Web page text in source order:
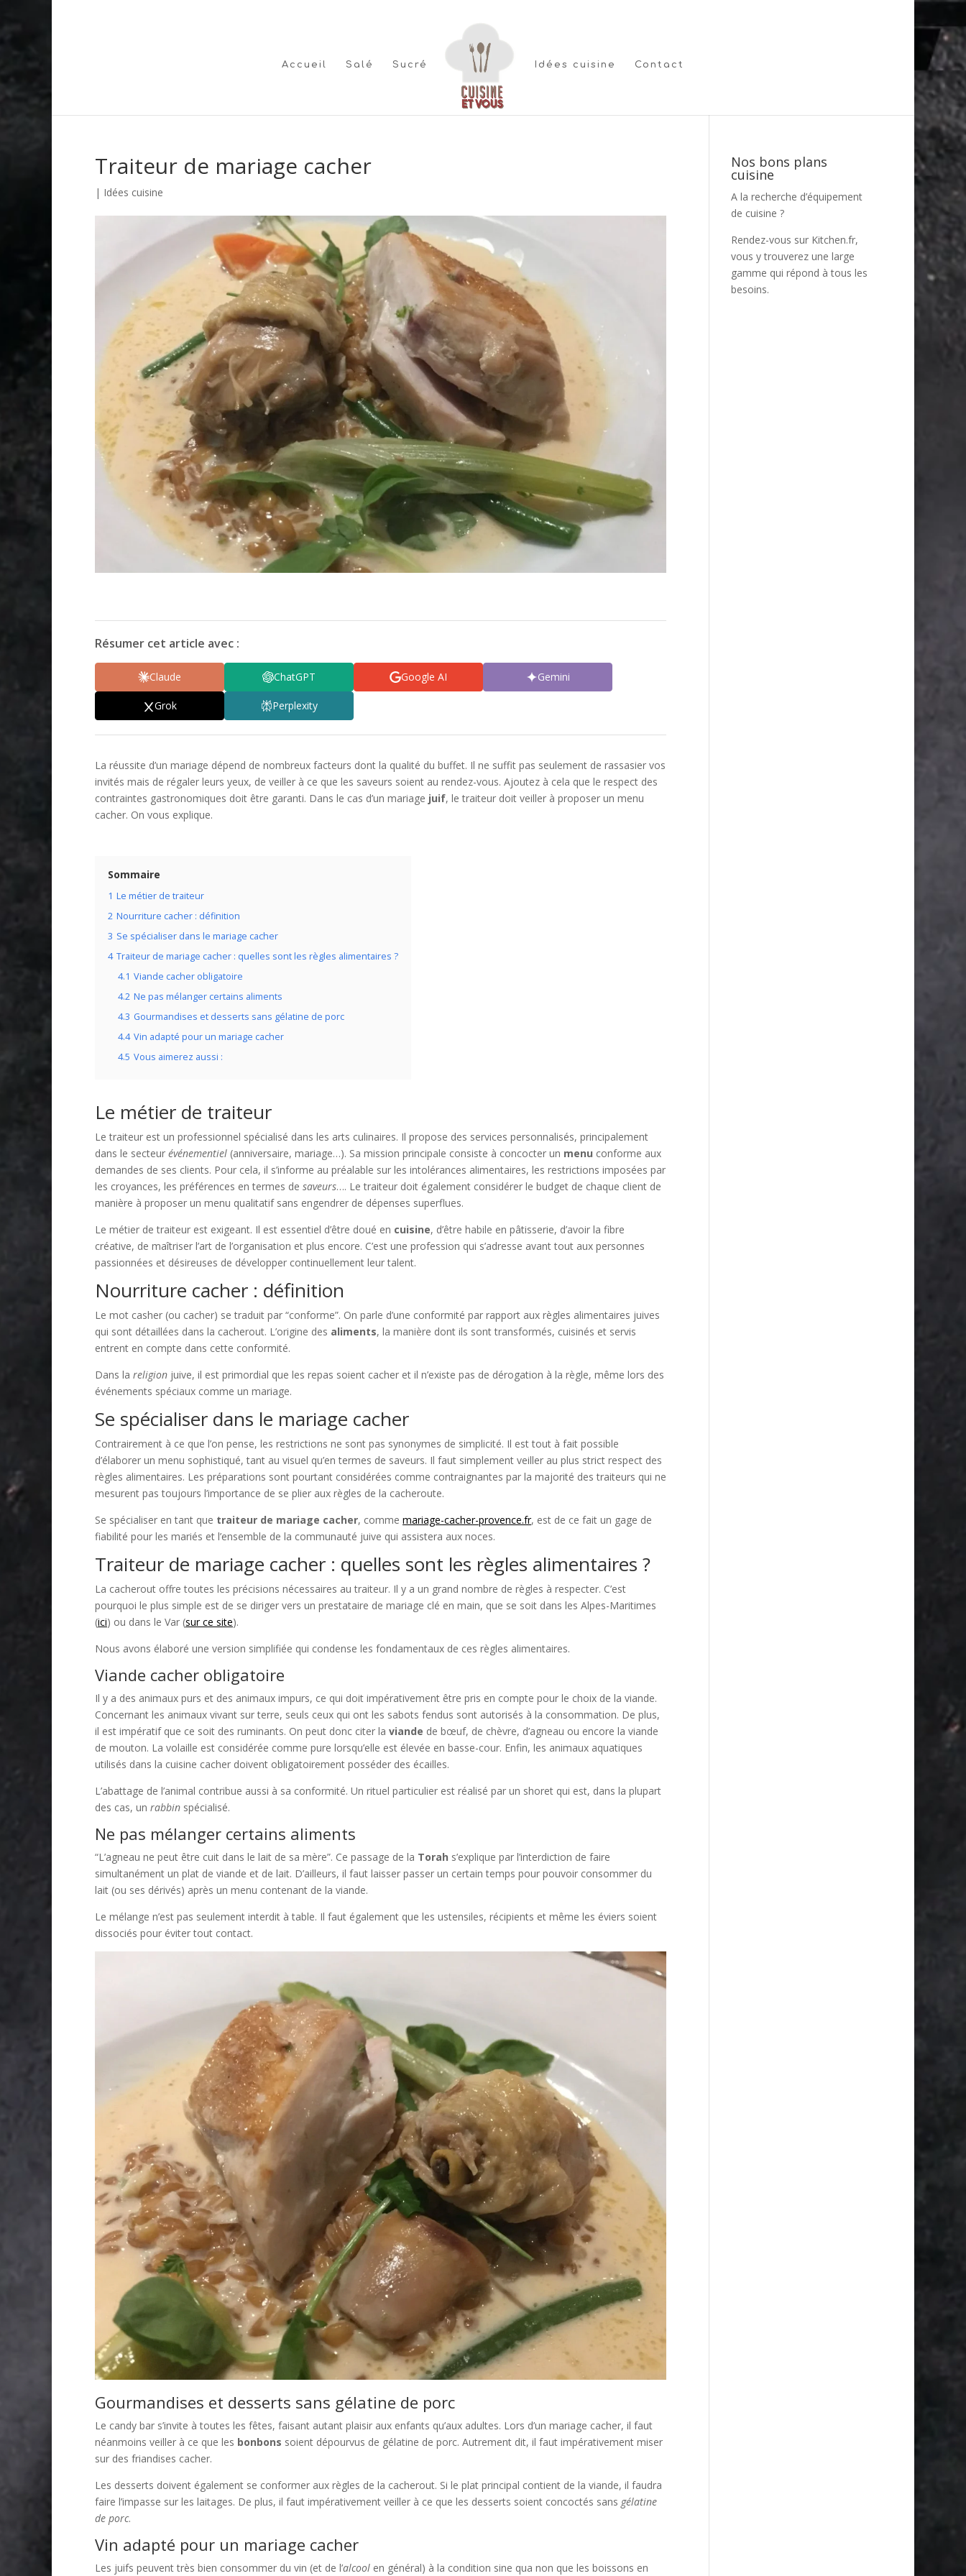
Accueil Salé Sucré Idées cuisine Contact
Traiteur de mariage cacher
| Idées cuisine
Résumer cet article avec :
Claude ChatGPT Google AI Gemini
Grok Perplexity
La réussite d’un mariage dépend de nombreux facteurs dont la qualité du buffet. Il ne suffit pas seulement de rassasier vos
invités mais de régaler leurs yeux, de veiller à ce que les saveurs soient au rendez-vous. Ajoutez à cela que le respect des
contraintes gastronomiques doit être garanti. Dans le cas d’un mariage juif, le traiteur doit veiller à proposer un menu
cacher. On vous explique.
Sommaire
1 Le métier de traiteur
2 Nourriture cacher : définition
3 Se spécialiser dans le mariage cacher
4 Traiteur de mariage cacher : quelles sont les règles alimentaires ?
4.1 Viande cacher obligatoire
4.2 Ne pas mélanger certains aliments
4.3 Gourmandises et desserts sans gélatine de porc
4.4 Vin adapté pour un mariage cacher
4.5 Vous aimerez aussi :
Le métier de traiteur
Le traiteur est un professionnel spécialisé dans les arts culinaires. Il propose des services personnalisés, principalement
dans le secteur événementiel (anniversaire, mariage…). Sa mission principale consiste à concocter un menu conforme aux
demandes de ses clients. Pour cela, il s’informe au préalable sur les intolérances alimentaires, les restrictions imposées par
les croyances, les préférences en termes de saveurs…. Le traiteur doit également considérer le budget de chaque client de
manière à proposer un menu qualitatif sans engendrer de dépenses superflues.
Le métier de traiteur est exigeant. Il est essentiel d’être doué en cuisine, d’être habile en pâtisserie, d’avoir la fibre
créative, de maîtriser l’art de l’organisation et plus encore. C’est une profession qui s’adresse avant tout aux personnes
passionnées et désireuses de développer continuellement leur talent.
Nourriture cacher : définition
Le mot casher (ou cacher) se traduit par “conforme”. On parle d’une conformité par rapport aux règles alimentaires juives
qui sont détaillées dans la cacherout. L’origine des aliments, la manière dont ils sont transformés, cuisinés et servis
entrent en compte dans cette conformité.
Dans la religion juive, il est primordial que les repas soient cacher et il n’existe pas de dérogation à la règle, même lors des
événements spéciaux comme un mariage.
Se spécialiser dans le mariage cacher
Contrairement à ce que l’on pense, les restrictions ne sont pas synonymes de simplicité. Il est tout à fait possible
d’élaborer un menu sophistiqué, tant au visuel qu’en termes de saveurs. Il faut simplement veiller au plus strict respect des
règles alimentaires. Les préparations sont pourtant considérées comme contraignantes par la majorité des traiteurs qui ne
mesurent pas toujours l’importance de se plier aux règles de la cacheroute.
Se spécialiser en tant que traiteur de mariage cacher, comme mariage-cacher-provence.fr, est de ce fait un gage de
fiabilité pour les mariés et l’ensemble de la communauté juive qui assistera aux noces.
Traiteur de mariage cacher : quelles sont les règles alimentaires ?
La cacherout offre toutes les précisions nécessaires au traiteur. Il y a un grand nombre de règles à respecter. C’est
pourquoi le plus simple est de se diriger vers un prestataire de mariage clé en main, que se soit dans les Alpes-Maritimes
(ici) ou dans le Var (sur ce site).
Nous avons élaboré une version simplifiée qui condense les fondamentaux de ces règles alimentaires.
Viande cacher obligatoire
Il y a des animaux purs et des animaux impurs, ce qui doit impérativement être pris en compte pour le choix de la viande.
Concernant les animaux vivant sur terre, seuls ceux qui ont les sabots fendus sont autorisés à la consommation. De plus,
il est impératif que ce soit des ruminants. On peut donc citer la viande de bœuf, de chèvre, d’agneau ou encore la viande
de mouton. La volaille est considérée comme pure lorsqu’elle est élevée en basse-cour. Enfin, les animaux aquatiques
utilisés dans la cuisine cacher doivent obligatoirement posséder des écailles.
L’abattage de l’animal contribue aussi à sa conformité. Un rituel particulier est réalisé par un shoret qui est, dans la plupart
des cas, un rabbin spécialisé.
Ne pas mélanger certains aliments
“L’agneau ne peut être cuit dans le lait de sa mère”. Ce passage de la Torah s’explique par l’interdiction de faire
simultanément un plat de viande et de lait. D’ailleurs, il faut laisser passer un certain temps pour pouvoir consommer du
lait (ou ses dérivés) après un menu contenant de la viande.
Le mélange n’est pas seulement interdit à table. Il faut également que les ustensiles, récipients et même les éviers soient
dissociés pour éviter tout contact.
Gourmandises et desserts sans gélatine de porc
Le candy bar s’invite à toutes les fêtes, faisant autant plaisir aux enfants qu’aux adultes. Lors d’un mariage cacher, il faut
néanmoins veiller à ce que les bonbons soient dépourvus de gélatine de porc. Autrement dit, il faut impérativement miser
sur des friandises cacher.
Les desserts doivent également se conformer aux règles de la cacherout. Si le plat principal contient de la viande, il faudra
faire l’impasse sur les laitages. De plus, il faut impérativement veiller à ce que les desserts soient concoctés sans gélatine
de porc.
Vin adapté pour un mariage cacher
Les juifs peuvent très bien consommer du vin (et de l’alcool en général) à la condition sine qua non que les boissons en
Nos bons plans
cuisine
A la recherche d’équipement
de cuisine ?
Rendez-vous sur Kitchen.fr,
vous y trouverez une large
gamme qui répond à tous les
besoins.